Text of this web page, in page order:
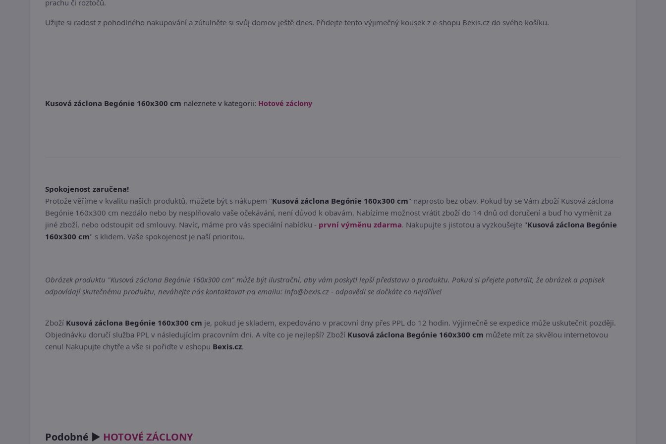
prachu či roztočů.
Užijte si radost z pohodlného nakupování a zútulněte si svůj domov ještě dnes. Přidejte tento výjimečný kousek z e-shopu Bexis.cz do svého košíku.
Kusová záclona Begónie 160x300 cm naleznete v kategorii: Hotové záclony
Spokojenost zaručena!
Protože věříme v kvalitu našich produktů, můžete být s nákupem "Kusová záclona Begónie 160x300 cm" naprosto bez obav. Pokud by se Vám zboží Kusová záclona
Begónie 160x300 cm nezdálo nebo by nesplňovalo vaše očekávání, není důvod k obavám. Nabízíme možnost vrátit zboží do 14 dnů od doručení a buď ho vyměnit za
jiné zboží, nebo odstoupit od smlouvy. Navíc, máme pro vás speciální nabídku - první výměnu zdarma. Nakupujte s jistotou a vyzkoušejte "Kusová záclona Begónie
160x300 cm" s klidem. Vaše spokojenost je naší prioritou.
Obrázek produktu "Kusová záclona Begónie 160x300 cm" může být ilustrační, aby vám poskytl lepší představu o produktu. Pokud si přejete potvrdit, že obrázek a popisek
odpovídají skutečnému produktu, neváhejte nás kontaktovat na emailu: info@bexis.cz - odpovědi se dočkáte co nejdříve!
Zboží Kusová záclona Begónie 160x300 cm je, pokud je skladem, expedováno v pracovní dny přes PPL do 12 hodin. Výjimečně se expedice může uskutečnit později.
Objednávku doručí služba PPL v následujícím pracovním dni. A víte co je nejlepší? Zboží Kusová záclona Begónie 160x300 cm můžete mít za skvělou internetovou
cenu! Nakupujte chytře a vše si pořiďte v eshopu Bexis.cz.
Podobné ► HOTOVÉ ZÁCLONY